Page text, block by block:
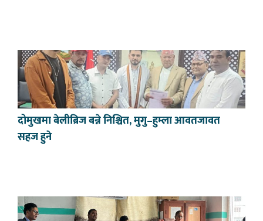
दोमुखमा बेलीब्रिज बन्ने निश्चित, मुगु–हुम्ला आवतजावत
सहज हुने